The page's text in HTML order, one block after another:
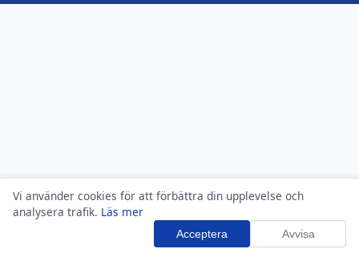
Vi använder cookies för att förbättra din upplevelse och
analysera trafik. Läs mer
Acceptera Avvisa